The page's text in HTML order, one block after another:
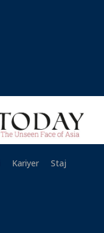
Kariyer
Staj